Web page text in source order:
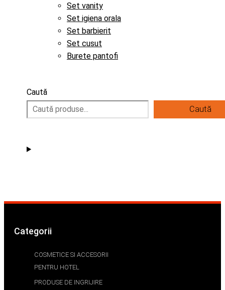
Set vanity
Set igiena orala
Set barbierit
Set cusut
Burete pantofi
Caută
Caută
Categorii
COSMETICE SI ACCESORII
PENTRU HOTEL
PRODUSE DE INGRIJIRE